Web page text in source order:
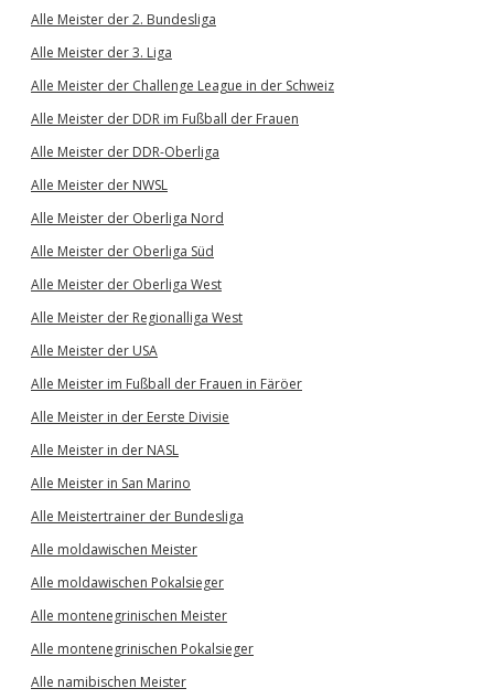
Alle Meister der 2. Bundesliga
Alle Meister der 3. Liga
Alle Meister der Challenge League in der Schweiz
Alle Meister der DDR im Fußball der Frauen
Alle Meister der DDR-Oberliga
Alle Meister der NWSL
Alle Meister der Oberliga Nord
Alle Meister der Oberliga Süd
Alle Meister der Oberliga West
Alle Meister der Regionalliga West
Alle Meister der USA
Alle Meister im Fußball der Frauen in Färöer
Alle Meister in der Eerste Divisie
Alle Meister in der NASL
Alle Meister in San Marino
Alle Meistertrainer der Bundesliga
Alle moldawischen Meister
Alle moldawischen Pokalsieger
Alle montenegrinischen Meister
Alle montenegrinischen Pokalsieger
Alle namibischen Meister